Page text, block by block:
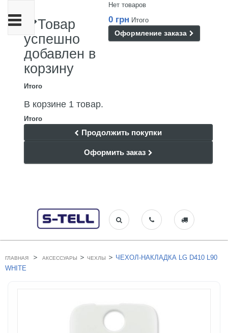
Нет товаров
0 грн Итого
Оформление заказа
Товар
успешно
добавлен в
корзину
Итого
В корзине 1 товар.
Итого
Продолжить покупки
Оформить заказ
Переключить
навигации
ГЛАВНАЯ > АКСЕССУАРЫ > ЧЕХЛЫ > ЧЕХОЛ-НАКЛАДКА LG D410 L90
WHITE